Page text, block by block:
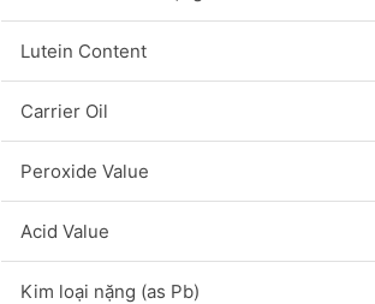
Lutein Content
Carrier Oil
Peroxide Value
Acid Value
Kim loại nặng (as Pb)